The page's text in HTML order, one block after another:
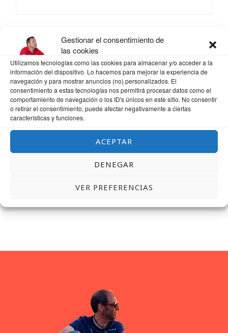
Gestionar el consentimiento de
las cookies
Utilizamos tecnologías como las cookies para almacenar y/o acceder a la
información del dispositivo. Lo hacemos para mejorar la experiencia de
navegación y para mostrar anuncios (no) personalizados. El
consentimiento a estas tecnologías nos permitirá procesar datos como el
comportamiento de navegación o los ID's únicos en este sitio. No consentir
o retirar el consentimiento, puede afectar negativamente a ciertas
características y funciones.
ACEPTAR
DENEGAR
VER PREFERENCIAS
WEB
GUARDA MI NOMBRE, CORREO ELECTRÓNICO Y WEB EN ESTE NAVEGADOR